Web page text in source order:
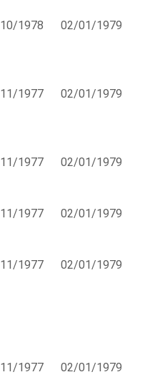
1978 02/01/1979
1977 02/01/1979
1977 02/01/1979
1977 02/01/1979
1977 02/01/1979
1977 02/01/1979